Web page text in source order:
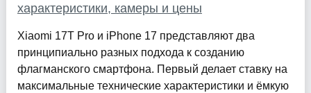
характеристики, камеры и цены
Xiaomi 17T Pro и iPhone 17 представляют два
принципиально разных подхода к созданию
флагманского смартфона. Первый делает ставку на
максимальные технические характеристики и ёмкую